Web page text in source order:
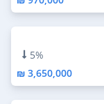
5%
3,650,000 ₪